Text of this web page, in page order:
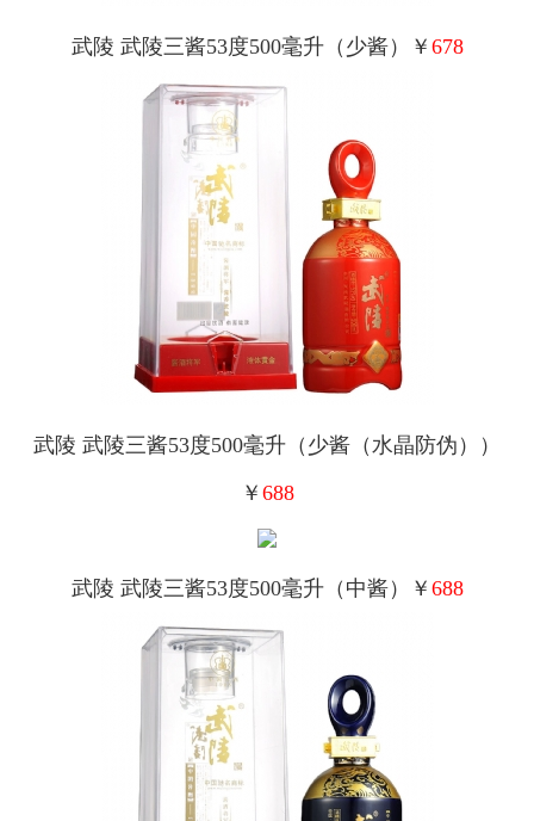
武陵 武陵三酱53度500毫升（少酱）￥ 678
武陵 武陵三酱53度500毫升（少酱（水晶防伪））
￥ 688
武陵 武陵三酱53度500毫升（中酱）￥ 688